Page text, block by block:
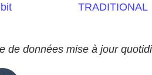
TRADITIONAL
de données mise à jour